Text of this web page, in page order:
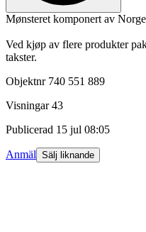
Mønsteret komponert av
Ved kjøp av flere produkter
takster.
Objektnr 740 551 889
Visningar 43
Publicerad 15 jul 08:05
Anmäl Sälj liknande